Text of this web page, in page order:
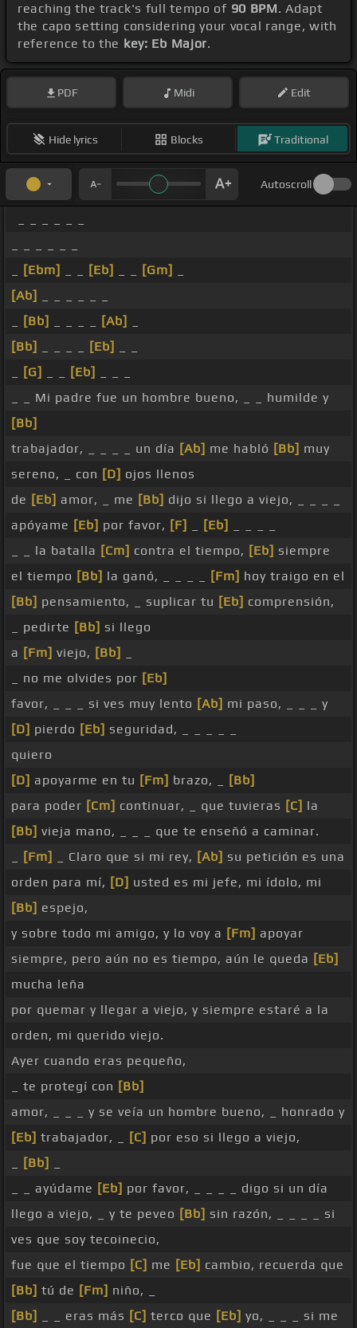
reaching the track's full tempo of 90 BPM. Adapt
the capo setting considering your vocal range, with
reference to the key: Eb Major.
PDF Midi Edit
Hide lyrics Blocks Traditional
Autoscroll
[Ebm] [Eb] [Gm]
[Ab]
[Bb] [Ab]
[Bb]
[Eb]
[G] [Eb]
_ _ Mi padre fue un hombre bueno, _ _ humilde y
[Bb]
trabajador, _ _ _ _ un día [Ab] me habló [Bb] muy
sereno, _ con [D] ojos llenos
de [Eb] amor, _ me [Bb] dijo si llego a viejo, _ _ _ _
apóyame [Eb] por favor, [F] [Eb]
_ _ la batalla [Cm] contra el tiempo, [Eb] siempre
el tiempo [Bb] la ganó, _ _ _ _ [Fm] hoy traigo en el
[Bb] pensamiento, _ suplicar tu [Eb] comprensión,
_ pedirte [Bb] si llego
a [Fm] viejo, [Bb]
_ no me olvides por [Eb]
favor, _ _ _ si ves muy lento [Ab] mi paso, _ _ _ y
[D] pierdo [Eb] seguridad, _ _ _ _ _
quiero
[D] apoyarme en tu [Fm] brazo, _
[Bb]
para poder [Cm] continuar, _ que tuvieras [C] la
[Bb] vieja mano, _ _ _ que te enseñó a caminar.
[Fm] _ Claro que si mi rey, [Ab] su petición es una
orden para mí, [D] usted es mi jefe, mi ídolo, mi
[Bb] espejo,
y sobre todo mi amigo, y lo voy a [Fm] apoyar
siempre, pero aún no es tiempo, aún le queda [Eb]
mucha leña
por quemar y llegar a viejo, y siempre estaré a la
orden, mi querido viejo.
Ayer cuando eras pequeño,
_ te protegí con [Bb]
amor, _ _ _ y se veía un hombre bueno, _ honrado y
[Eb] trabajador, _ [C] por eso si llego a viejo,
[Bb]
_ _ ayúdame [Eb] por favor, _ _ _ _ digo si un día
llego a viejo, _ y te peveo [Bb] sin razón, _ _ _ _ si
ves que soy tecoinecio,
fue que el tiempo [C] me [Eb] cambio, recuerda que
[Bb] tú de [Fm] niño, _
[Bb]
_ _ eras más [C] terco que [Eb] yo, _ _ _ si me